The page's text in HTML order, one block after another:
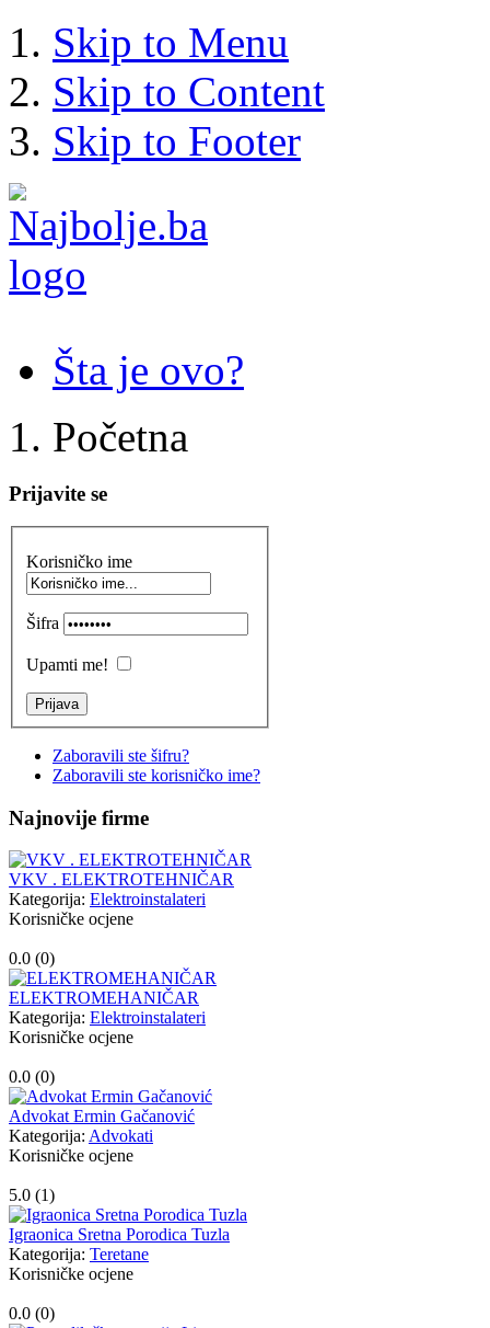
Skip to Menu
Skip to Content
Skip to Footer
Šta je ovo?
Početna
Prijavite se
Korisničko ime
Šifra
Upamti me!
Zaboravili ste šifru?
Zaboravili ste korisničko ime?
Najnovije firme
VKV . ELEKTROTEHNIČAR
Kategorija: Elektroinstalateri
Korisničke ocjene
0.0 (0)
ELEKTROMEHANIČAR
Kategorija: Elektroinstalateri
Korisničke ocjene
0.0 (0)
Advokat Ermin Gačanović
Kategorija: Advokati
Korisničke ocjene
5.0 (1)
Igraonica Sretna Porodica Tuzla
Kategorija: Teretane
Korisničke ocjene
0.0 (0)